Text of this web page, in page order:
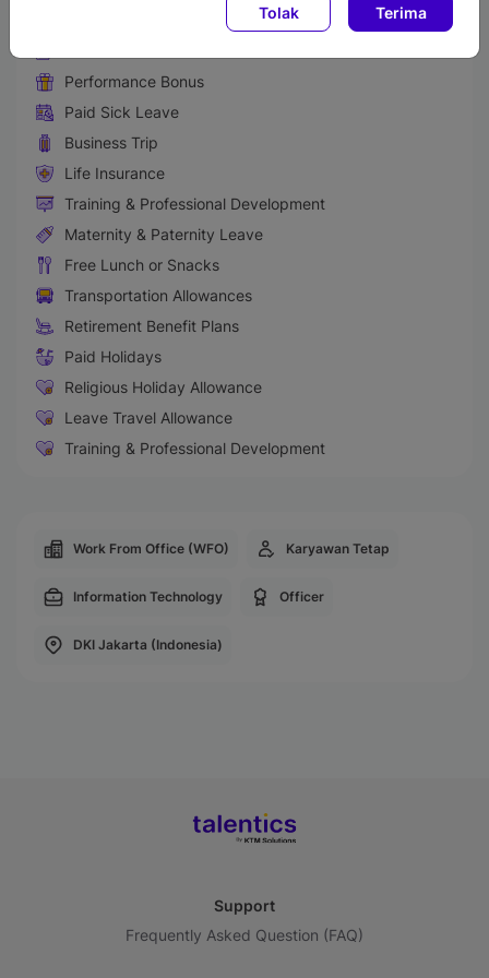
Tolak Terima
Performance Bonus
Paid Sick Leave
Business Trip
Life Insurance
Training & Professional Development
Maternity & Paternity Leave
Free Lunch or Snacks
Transportation Allowances
Retirement Benefit Plans
Paid Holidays
Religious Holiday Allowance
Leave Travel Allowance
Training & Professional Development
Work From Office (WFO) Karyawan Tetap
Information Technology Officer
DKI Jakarta (Indonesia)
Support
Frequently Asked Question (FAQ)